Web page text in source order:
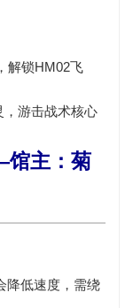
解锁HM02飞
，游击战术核心
主：菊
降低速度，需绕